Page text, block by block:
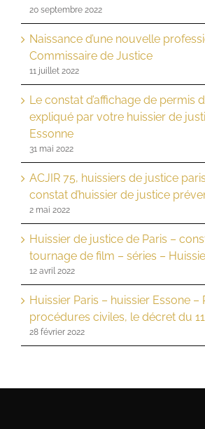
20 septembre 2022
Naissance d’une nouvelle
Commissaire de Justice
11 juillet 2022
Le constat d’affichage de permis
expliqué par votre huissier de
Essonne
31 mai 2022
ACJIR 75, huissiers de justice
constat d’huissier de justice
2 mai 2022
Huissier de justice de Paris –
tournage de film – séries –
12 avril 2022
Huissier Paris – huissier Essone –
procédures civiles, le décret du
28 février 2022